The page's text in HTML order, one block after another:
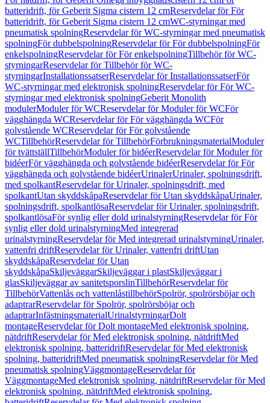
batteridrift, för Geberit Sigma cistern 12 cmReservdelar för För
batteridrift, för Geberit Sigma cistern 12 cmWC-styrningar med
pneumatisk spolningReservdelar för WC-styrningar med pneumatisk
spolningFör dubbelspolningReservdelar för För dubbelspolningFör
enkelspolningReservdelar för För enkelspolningTillbehör för WC-
styrningarReservdelar för Tillbehör för WC-
styrningarInstallationssatserReservdelar för InstallationssatserFör
WC-styrningar med elektronisk spolningReservdelar för För WC-
styrningar med elektronisk spolningGeberit Monolith
modulerModuler för WCReservdelar för Moduler för WCFör
vägghängda WCReservdelar för För vägghängda WCFör
golvstående WCReservdelar för För golvstående
WCTillbehörReservdelar för TillbehörFörbrukningsmaterialModuler
för tvättställTillbehörModuler för bidéerReservdelar för Moduler för
bidéerFör vägghängda och golvstående bidéerReservdelar för För
vägghängda och golvstående bidéerUrinalerUrinaler, spolningsdrift,
med spolkantReservdelar för Urinaler, spolningsdrift, med
spolkantUtan skyddskåpaReservdelar för Utan skyddskåpaUrinaler,
spolningsdrift, spolkantlösaReservdelar för Urinaler, spolningsdrift,
spolkantlösaFör synlig eller dold urinalstyrningReservdelar för För
synlig eller dold urinalstyrningMed integrerad
urinalstyrningReservdelar för Med integrerad urinalstyrningUrinaler,
vattenfri driftReservdelar för Urinaler, vattenfri driftUtan
skyddskåpaReservdelar för Utan
skyddskåpaSkiljeväggarSkiljeväggar i plastSkiljeväggar i
glasSkiljeväggar av sanitetsporslinTillbehörReservdelar för
TillbehörVattenlås och vattenlåstillbehörSpolrör, spolrörsböjar och
adaptrarReservdelar för Spolrör, spolrörsböjar och
adaptrarInfästningsmaterialUrinalstyrningarDolt
montageReservdelar för Dolt montageMed elektronisk spolning,
nätdriftReservdelar för Med elektronisk spolning, nätdriftMed
elektronisk spolning, batteridriftReservdelar för Med elektronisk
spolning, batteridriftMed pneumatisk spolningReservdelar för Med
pneumatisk spolningVäggmontageReservdelar för
VäggmontageMed elektronisk spolning, nätdriftReservdelar för Med
elektronisk spolning, nätdriftMed elektronisk spolning,